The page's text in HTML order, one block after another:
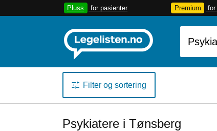
Pluss for pasienter Premium for
Filter og sortering
Psykiatere i Tønsberg